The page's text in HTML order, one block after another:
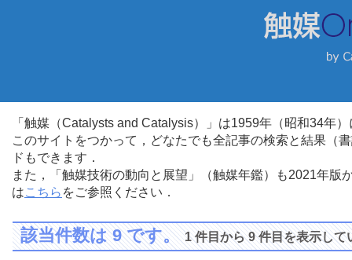
「触媒（Catalysts and Catalysis）」は1959年（昭和34年
このサイトをつかって，どなたでも全記事の検索と結果（
ドもできます．
また，「触媒技術の動向と展望」（触媒年鑑）も2021年
はこちら をご参照ください．
該当件数は 9 です。1 件目から 9 件目を表示して